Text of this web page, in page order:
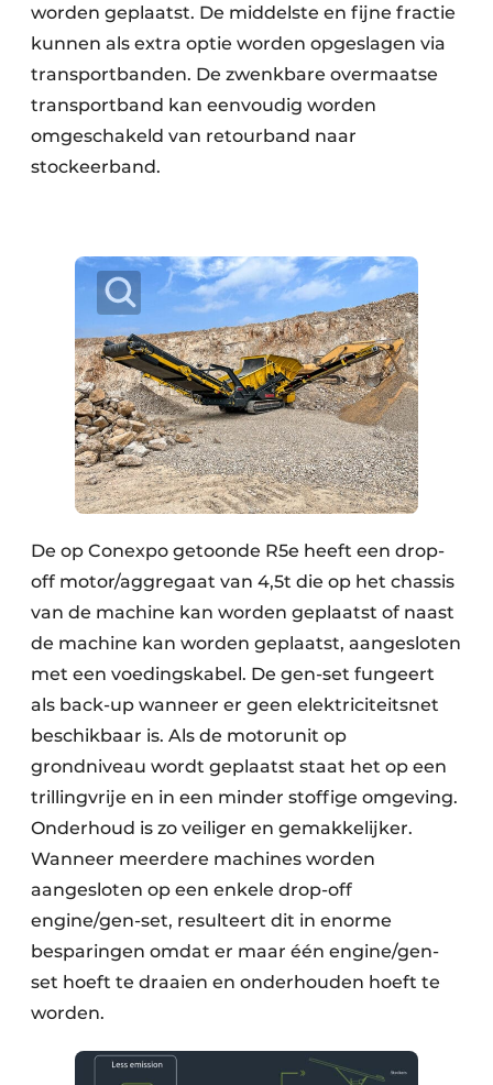
worden geplaatst. De middelste en fijne fractie
kunnen als extra optie worden opgeslagen via
transportbanden. De zwenkbare overmaatse
transportband kan eenvoudig worden
omgeschakeld van retourband naar
stockeerband.
De op Conexpo getoonde R5e heeft een drop-
off motor/aggregaat van 4,5t die op het chassis
van de machine kan worden geplaatst of naast
de machine kan worden geplaatst, aangesloten
met een voedingskabel. De gen-set fungeert
als back-up wanneer er geen elektriciteitsnet
beschikbaar is. Als de motorunit op
grondniveau wordt geplaatst staat het op een
trillingvrije en in een minder stoffige omgeving.
Onderhoud is zo veiliger en gemakkelijker.
Wanneer meerdere machines worden
aangesloten op een enkele drop-off
engine/gen-set, resulteert dit in enorme
besparingen omdat er maar één engine/gen-
set hoeft te draaien en onderhouden hoeft te
worden.